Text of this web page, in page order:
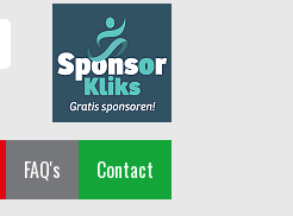
FAQ's Contact